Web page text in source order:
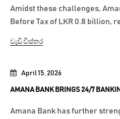
April 15, 2026
AMANA BANK BRINGS 24/7
Amana Bank has further
Amidst these challenges,
Before Tax of LKR 0.8 billion,
වැඩි විස්තර